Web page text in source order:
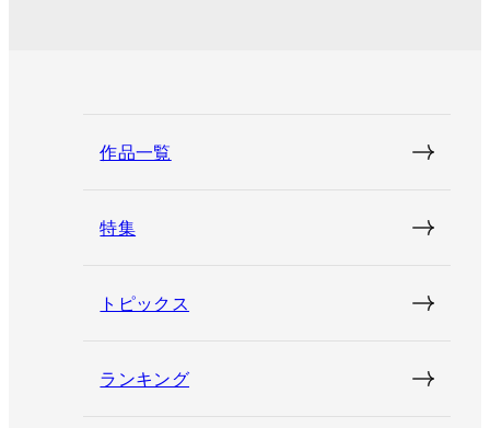
作品一覧
特集
トピックス
ランキング